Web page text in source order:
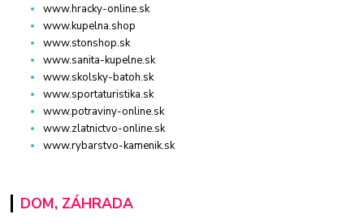
www.hracky-online.sk
www.kupelna.shop
www.stonshop.sk
www.sanita-kupelne.sk
www.skolsky-batoh.sk
www.sportaturistika.sk
www.potraviny-online.sk
www.zlatnictvo-online.sk
www.rybarstvo-kamenik.sk
DOM, ZÁHRADA